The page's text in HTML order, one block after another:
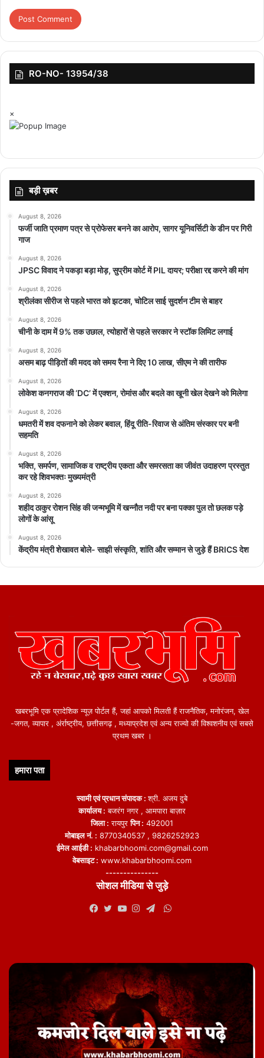
तो वहीं WTI Crude Oil Price 108 डॉलर प्रति बैरल पर पहुंचकर कारोबार
कर रहा था. इसके अलावा नेचुरल गैस की कीमतों में भी करीब 3 फीसदी का उछाल
आया है और ये 3.034 डॉलर पर पहुंच गई हैं।
विदेशों से मिल रहे थे रेड सिग्नल
एशियाई मार्केट्स में भी भूचाल देखने को मिला था. Japan Nikkei करीब 600
अंक फिसलकर, तो वहीं हांगकांग का Hangseng भी 385 अंक, ब्रिटेन का
कारोबार कर रहा था।
जरूर लें.)
RO-NO- 13954/38
×
बड़ी ख़बर
August 8, 2026
फर्जी जाति प्रमाण पत्र से प्रोफेसर बनने का आरोप, सागर यूनिवर्सिटी के डीन पर गिरी
गाज
August 8, 2026
JPSC विवाद ने पकड़ा बड़ा मोड़, सुप्रीम कोर्ट में PIL दायर; परीक्षा रद्द करने की मांग
August 8, 2026
श्रीलंका सीरीज से पहले भारत को झटका, चोटिल साई सुदर्शन टीम से बाहर
August 8, 2026
चीनी के दाम में 9% तक उछाल, त्योहारों से पहले सरकार ने स्टॉक लिमिट लगाई
August 8, 2026
असम बाढ़ पीड़ितों की मदद को समय रैना ने दिए 10 लाख, सीएम ने की तारीफ
August 8, 2026
लोकेश कनगराज की ‘DC’ में एक्शन, रोमांस और बदले का खूनी खेल देखने को मिलेगा
August 8, 2026
धमतरी में शव दफनाने को लेकर बवाल, हिंदू रीति-रिवाज से अंतिम संस्कार पर बनी
सहमति
August 8, 2026
भक्ति, समर्पण, सामाजिक व राष्ट्रीय एकता और समरसता का जीवंत उदाहरण प्रस्तुत
कर रहे शिवभक्तः मुख्यमंत्री
August 8, 2026
शहीद ठाकुर रोशन सिंह की जन्मभूमि में खन्नौत नदी पर बना पक्का पुल तो छलक पड़े
लोगों के आंसू
August 8, 2026
केंद्रीय मंत्री शेखावत बोले- साझी संस्कृति, शांति और सम्मान से जुड़े हैं BRICS देश
खबरभूमि एक प्रादेशिक न्यूज़ पोर्टल हैं, जहां आपको मिलती हैं राजनैतिक, मनोरंजन, खेल
-जगत, व्यापार , अंर्राष्ट्रीय, छत्तीसगढ़ , मध्याप्रदेश एवं अन्य राज्यो की विश्वशनीय एवं सबसे
प्रथम खबर ।
हमारा पता
स्वामी एवं प्रधान संपादक :श्री. अजय दुबे
कार्यालय : बजरंग नगर , आमपारा बाज़ार
जिला : रायपुरपिन : 492001
मोबाइल नं. : 8770340537 , 9826252923
ईमेल आईडी : khabarbhoomi.com@gmail.com
वेबसाइट : www.khabarbhoomi.com
---------------
सोशल मीडिया से जुड़े
WhatsApp